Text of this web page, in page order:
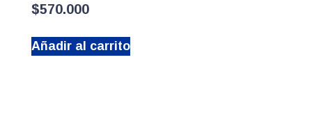
$570.000
Añadir al carrito